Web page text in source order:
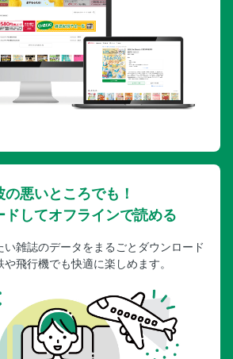
華麗なキャバレーショーを鑑賞
タイ観戦で大興奮！
13
スパでちょっと贅沢
スパでリフレッシュ！
／タイ古式マッサージでスッキリ！
の悪いところでも！
ドしてオフラインで読める
い雑誌のデータをまるごとダウンロード
飛行機でも快適に楽しめます。